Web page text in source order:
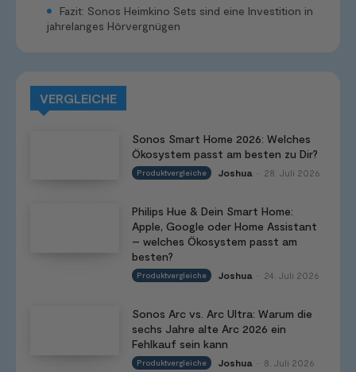
Fazit: Sonos Heimkino Sets sind eine Investition in
jahrelanges Hörvergnügen
VERGLEICHE
Sonos Smart Home 2026: Welches
Ökosystem passt am besten zu Dir?
Produktvergleiche Joshua 28. Juli 2026
Philips Hue & Dein Smart Home:
Apple, Google oder Home Assistant
– welches Ökosystem passt am
besten?
Produktvergleiche Joshua 24. Juli 2026
Sonos Arc vs. Arc Ultra: Warum die
sechs Jahre alte Arc 2026 ein
Fehlkauf sein kann
Produktvergleiche Joshua 8. Juli 2026